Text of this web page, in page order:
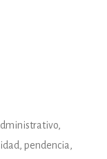
,
, pendencia,